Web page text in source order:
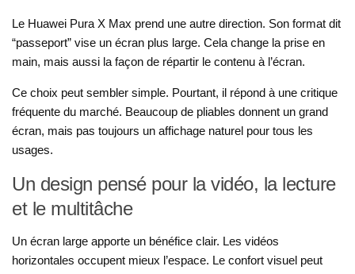
Le Huawei Pura X Max prend une autre direction. Son format dit
“passeport” vise un écran plus large. Cela change la prise en
main, mais aussi la façon de répartir le contenu à l’écran.
Ce choix peut sembler simple. Pourtant, il répond à une critique
fréquente du marché. Beaucoup de pliables donnent un grand
écran, mais pas toujours un affichage naturel pour tous les
usages.
Un design pensé pour la vidéo, la lecture
et le multitâche
Un écran large apporte un bénéfice clair. Les vidéos
horizontales occupent mieux l’espace. Le confort visuel peut